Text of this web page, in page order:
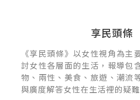
享民頭條
《享民頭條》以女性視角為主
討女性各層面的生活，報導包
物、兩性、美食、旅遊、潮流
與廣度解答女性在生活裡的疑